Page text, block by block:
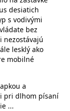
desiatich
s vodivými
bez
nezostávajú
lesklý ako
mobilné
a
pri dlhom písaní
...